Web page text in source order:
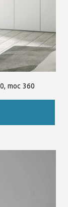
moc 360